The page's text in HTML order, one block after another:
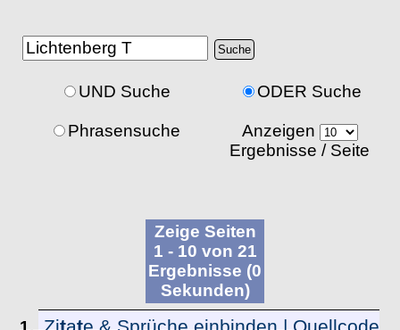
UND Suche
Phrasensuche
ODER Suche
Anzeigen
Ergebnisse / Seite
Zeige Seiten
1 - 10 von 21
Ergebnisse (0
Sekunden)